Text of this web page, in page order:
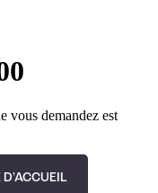
vous demandez est
D'ACCUEIL